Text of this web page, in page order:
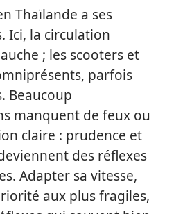
Thaïlande a ses
Ici, la circulation
; les scooters et
parfois
Beaucoup
manquent de feux ou
claire : prudence et
des réflexes
Adapter sa vitesse,
aux plus fragiles,